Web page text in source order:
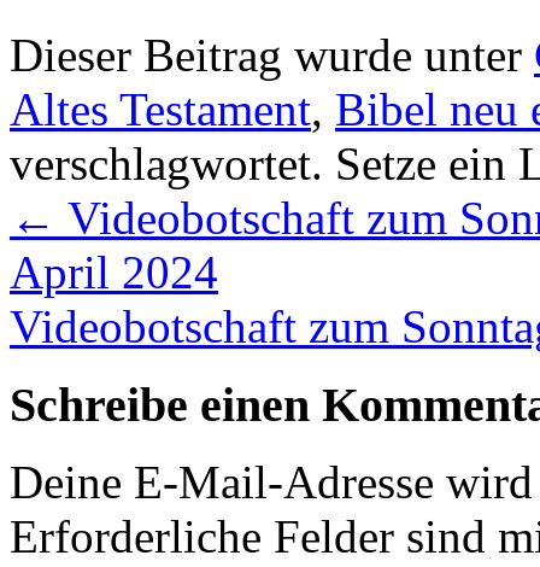
Dieser Beitrag wurde unter
Altes Testament, Bibel neu
verschlagwortet. Setze ein
← Videobotschaft zum
April 2024
Videobotschaft zum
Schreibe einen
Deine E-Mail-Adresse
Erforderliche Felder sind